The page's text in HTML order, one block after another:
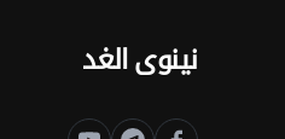
نينوى الغد